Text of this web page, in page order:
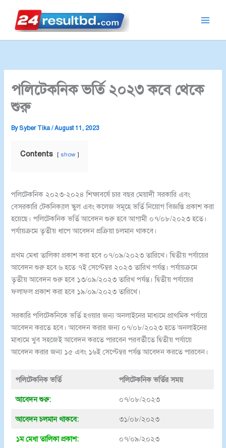
content
পলিটেকনিক ভর্তি ২০২৩ কবে থেকে
শুরু
By Syber Tika/August 11, 2023
Contents show
পলিটেকনিক ২০২৩-২০২৪ শিক্ষাবর্ষে চার বছর মেয়াদী সরকারি এবং
বেসরকারি টেকনিক্যাল স্কুল এবং কলেজ সমূহে ভর্তি নিয়োগ বিজ্ঞপ্তি প্রকাশ করা
হয়েছে। পলিটেকনিক ভর্তি আবেদন শুরু হবে আগামী ০৭/০৮/২০২৩ হতে।
পর্যায়ক্রমে তৃতীয় ধাপে আবেদন প্রক্রিয়া চলমান থাকবে।
প্রথম মেধা তালিকা প্রকাশ করা হবে ০৭/০৯/২০২৩ তারিখে। দ্বিতীয় পর্যায়ের
আবেদন শুরু হবে ৬ হতে ৭ই সেপ্টেম্বর ২০২৩ তারিখ পর্যন্ত। পর্যায়ক্রমে
তৃতীয় আবেদন শুরু হবে ১৩/০৯/২০২৩ তারিখ পর্যন্ত। দ্বিতীয় পর্যায়ের
ফলাফল প্রকাশ করা হবে ১৯/০৯/২০২৩ তারিখে।
সরকারি পলিটেকনিকে ভর্তি হওয়ার জন্য অনলাইনের মাধ্যমে প্রাথমিক পর্যায়ে
আবেদন করতে হবে। আবেদন করার জন্য ০৭/০৮/২০২৩ হতে অনলাইনের
মাধ্যমে খুব সহজেই আবেদন করতে পারবেন পরবর্তীতে দ্বিতীয় পর্যায়ে
আবেদন করার জন্য ১৫ এবং ১৬ই সেপ্টেম্বর পর্যন্ত আবেদন করতে পারবেন।
পলিটেকনিক ভর্তি পলিটেকনিক ভর্তির সময়
আবেদন শুরু: ০৭/০৮/২০২৩
আবেদন চলমান থাকবে: ৩১/০৮/২০২৩
১ম মেধা তালিকা প্রকাশ: ০৭/০৯/২০২৩